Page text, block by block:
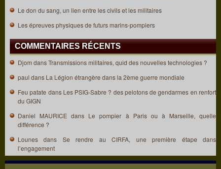
Le don du sang, un lien entre les civils et les militaires
Les épreuves physiques de futurs marins-pompiers
COMMENTAIRES RÉCENTS
Djom dansTransmissions militaires, quid des nouvelles technologies ?
paul dans La Légion étrangère dans la 2ème guerre mondiale
Feu patate dans Les PSIG-Sabre ? des pelotons de gendarmes en renfort
du GIGN
Daniel MAURICE dans Le pompier à Paris ou à Marseille, quelle
différence ?
Lounes dans Se rendre au CIRFA, une première étape dans
l’engagement